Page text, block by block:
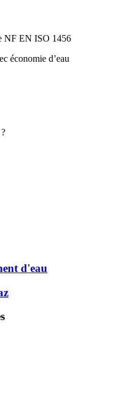
NF EN ISO 1456
économie d’eau
d'eau